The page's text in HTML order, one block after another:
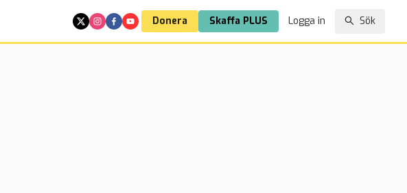
Donera Skaffa PLUS Logga in Sök